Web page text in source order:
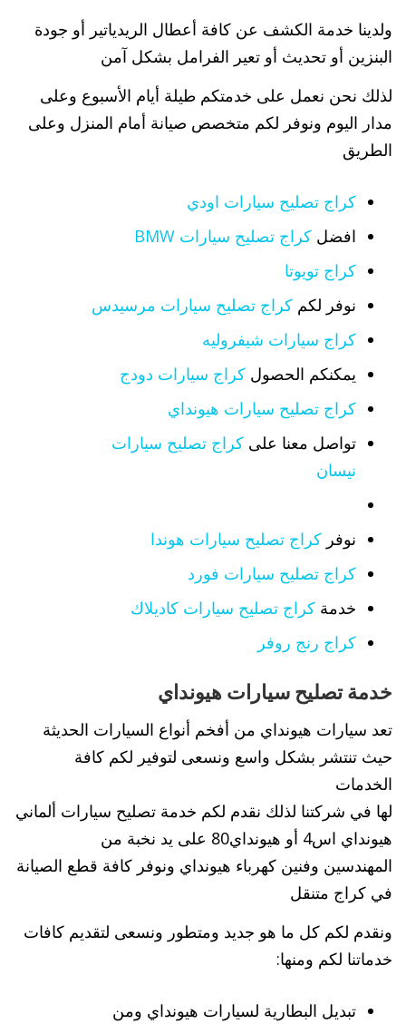
ولدينا خدمة الكشف عن كافة أعطال الريدياتير أو جودة
البنزين أو تحديث أو تعير الفرامل بشكل آمن
لذلك نحن نعمل على خدمتكم طيلة أيام الأسبوع وعلى
مدار اليوم ونوفر لكم متخصص صيانة أمام المنزل وعلى
الطريق
كراج تصليح سيارات اودي
افضل كراج تصليح سيارات BMW
كراج تويوتا
نوفر لكم كراج تصليح سيارات مرسيدس
كراج سيارات شيفروليه
يمكنكم الحصول كراج سيارات دودج
كراج تصليح سيارات هيونداي
تواصل معنا على كراج تصليح سيارات
نيسان
نوفر كراج تصليح سيارات هوندا
كراج تصليح سيارات فورد
خدمة كراج تصليح سيارات كاديلاك
كراج رنج روفر
خدمة تصليح سيارات هيونداي
تعد سيارات هيونداي من أفخم أنواع السيارات الحديثة
حيث تنتشر بشكل واسع ونسعى لتوفير لكم كافة
الخدمات
لها في شركتنا لذلك نقدم لكم خدمة تصليح سيارات ألماني
هيونداي اس4 أو هيونداي80 على يد نخبة من
المهندسين وفنين كهرباء هيونداي ونوفر كافة قطع الصيانة
في كراج متنقل
ونقدم لكم كل ما هو جديد ومتطور ونسعى لتقديم كافات
خدماتنا لكم ومنها:
تبديل البطارية لسيارات هيونداي ومن